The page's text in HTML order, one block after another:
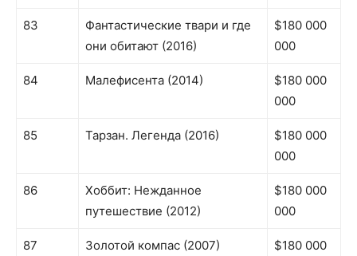
83
Фантастические твари и где
они обитают (2016)
$180 000
000
84 Малефисента (2014)
$180 000
000
85 Тарзан. Легенда (2016)
$180 000
000
86
Хоббит: Нежданное
путешествие (2012)
$180 000
000
87 Золотой компас (2007)
$180 000